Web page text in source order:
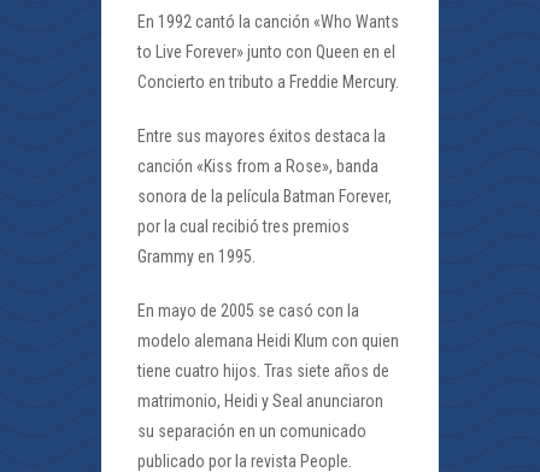
En 1992 cantó la canción «Who Wants
to Live Forever» junto con Queen en el
Concierto en tributo a Freddie Mercury.
Entre sus mayores éxitos destaca la
canción «Kiss from a Rose», banda
sonora de la película Batman Forever,
por la cual recibió tres premios
Grammy en 1995.
En mayo de 2005 se casó con la
modelo alemana Heidi Klum con quien
tiene cuatro hijos. Tras siete años de
matrimonio, Heidi y Seal anunciaron
su separación en un comunicado
publicado por la revista People.